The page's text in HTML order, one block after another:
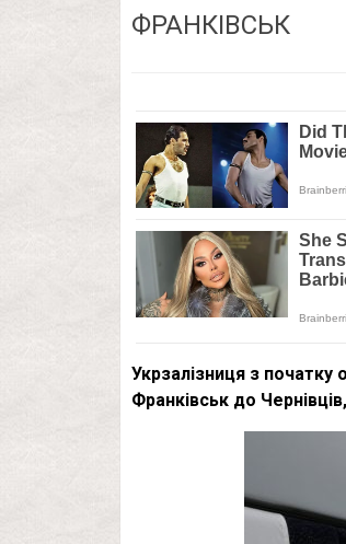
ФРАНКІВСЬК
Укрзалізниця з
Франківськ до